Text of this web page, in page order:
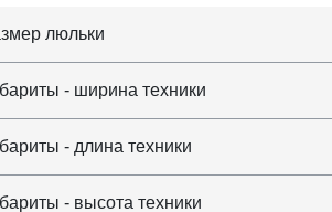
люльки
- ширина техники
- длина техники
- высота техники